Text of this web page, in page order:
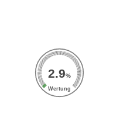
2.9%
Wertung